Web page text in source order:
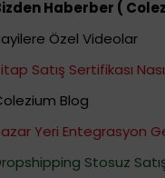
Haberber (
Özel Videolar
Satış Sertifikası Nasıl
Blog
Yeri Entegrasyon
Stosuz